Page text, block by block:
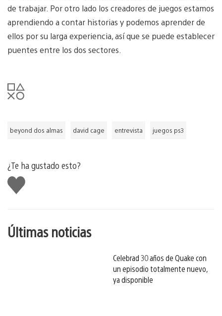
de trabajar. Por otro lado los creadores de juegos estamos
aprendiendo a contar historias y podemos aprender de
ellos por su larga experiencia, así que se puede establecer
puentes entre los dos sectores.
beyond dos almas david cage entrevista juegos ps3
¿Te ha gustado esto?
Me
gusta
Últimas noticias
Celebrad 30 años de Quake con
un episodio totalmente nuevo,
ya disponible